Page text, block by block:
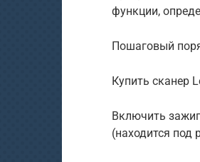
функции,
Пошаговый
Купить сканер
Включить
(находится под